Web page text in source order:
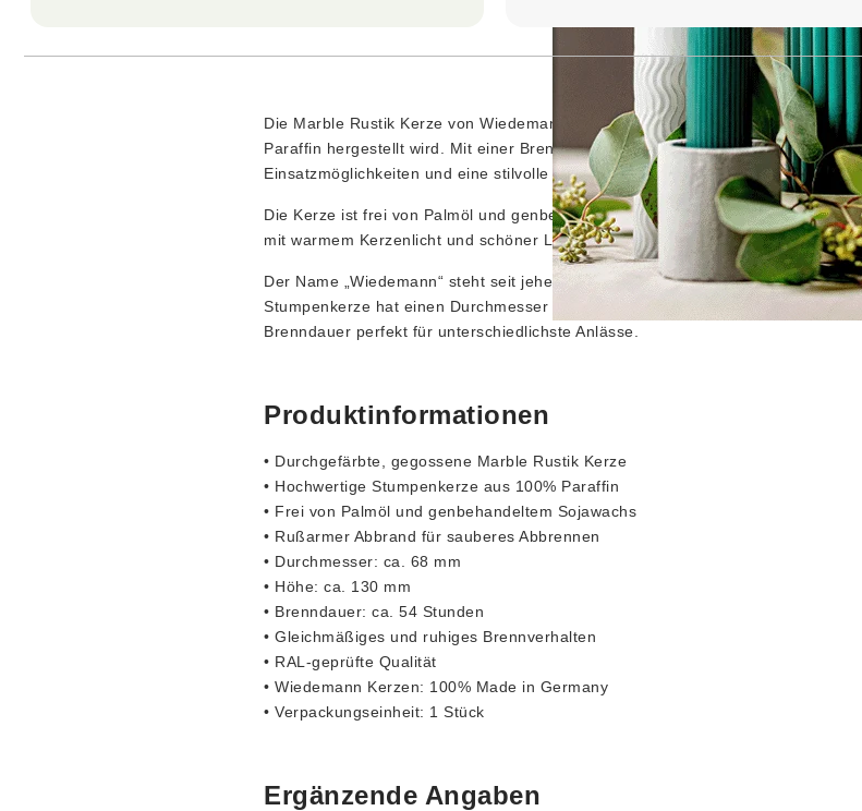
Die Marble Rustik Kerze von Wiedemann ist eine durchgefärbte, gegossene
Paraffin hergestellt wird. Mit einer Brenndauer von ca. 54 Stunden eignet sich
Einsatzmöglichkeiten und eine stilvolle Dekoration.
Die Kerze ist frei von Palmöl und genbehandeltem Sojawachs und überzeugt
mit warmem Kerzenlicht und schöner Leuchtwirkung. Ihr Abbrand ist rußarm.
Der Name „Wiedemann“ steht seit jeher für Kerzen von höchster Qualität und
Stumpenkerze hat einen Durchmesser von ca. 68 mm und eine Höhe von ca.
Brenndauer perfekt für unterschiedlichste Anlässe.
Produktinformationen
• Durchgefärbte, gegossene Marble Rustik Kerze
• Hochwertige Stumpenkerze aus 100% Paraffin
• Frei von Palmöl und genbehandeltem Sojawachs
• Rußarmer Abbrand für sauberes Abbrennen
• Durchmesser: ca. 68 mm
• Höhe: ca. 130 mm
• Brenndauer: ca. 54 Stunden
• Gleichmäßiges und ruhiges Brennverhalten
• RAL-geprüfte Qualität
• Wiedemann Kerzen: 100% Made in Germany
• Verpackungseinheit: 1 Stück
Ergänzende Angaben